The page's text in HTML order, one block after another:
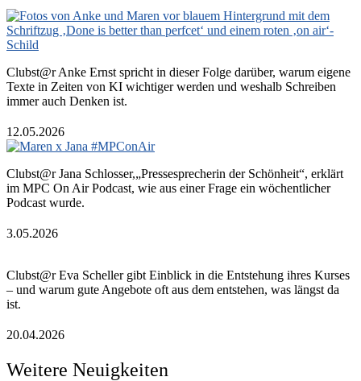
Clubst@r Anke Ernst spricht in dieser Folge darüber, warum eigene
Texte in Zeiten von KI wichtiger werden und weshalb Schreiben
immer auch Denken ist.
12.05.2026
Clubst@r Jana Schlosser,„Pressesprecherin der Schönheit“, erklärt
im MPC On Air Podcast, wie aus einer Frage ein wöchentlicher
Podcast wurde.
3.05.2026
Clubst@r Eva Scheller gibt Einblick in die Entstehung ihres Kurses
– und warum gute Angebote oft aus dem entstehen, was längst da
ist.
20.04.2026
Weitere Neuigkeiten